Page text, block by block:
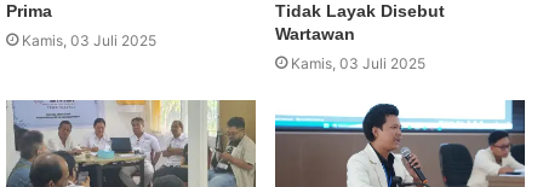
Prima
Kamis, 03 Juli 2025
Tidak Layak Disebut
Wartawan
Kamis, 03 Juli 2025